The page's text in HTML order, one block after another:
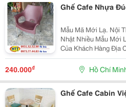
Ghế Cafe Nhựa
Mẫu Mã Mới Lạ. Nội Thất Hoàng Trung Tín Luôn Cập
Nhật Nhiều Mẫu Mới
Của Khách Hàng Địa Chỉ Xem Hàng Trực Tiếp: 471/74
Đường Tân Thới Hiệp
240.000₫ Hồ Chí
Ghế Cafe Cabin